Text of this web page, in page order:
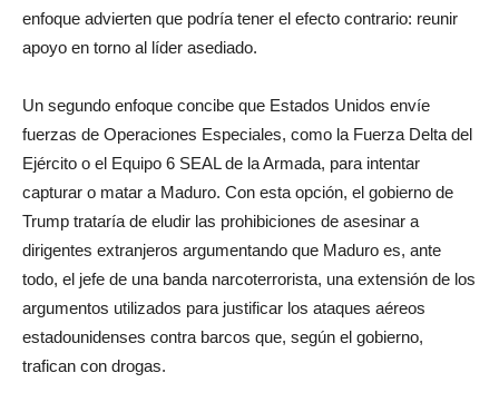
enfoque advierten que podría tener el efecto contrario: reunir
apoyo en torno al líder asediado.
Un segundo enfoque concibe que Estados Unidos envíe
fuerzas de Operaciones Especiales, como la Fuerza Delta del
Ejército o el Equipo 6 SEAL de la Armada, para intentar
capturar o matar a Maduro. Con esta opción, el gobierno de
Trump trataría de eludir las prohibiciones de asesinar a
dirigentes extranjeros argumentando que Maduro es, ante
todo, el jefe de una banda narcoterrorista, una extensión de los
argumentos utilizados para justificar los ataques aéreos
estadounidenses contra barcos que, según el gobierno,
trafican con drogas.